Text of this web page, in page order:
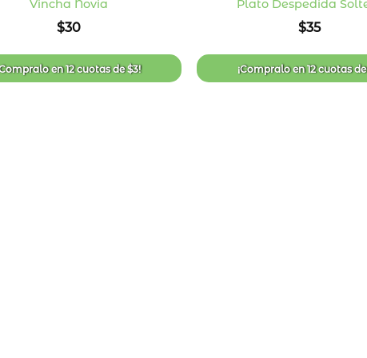
de
deseos
Vincha Novia
$30
en12 cuotasde$3!
Plato Despedida
$35
¡Compralo en12 cuotasde